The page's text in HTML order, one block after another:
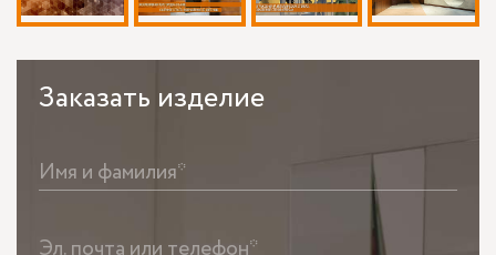
Заказать изделие
Имя и фамилия*